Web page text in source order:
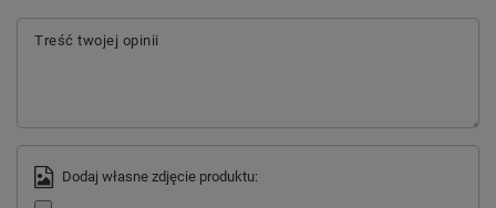
Treść twojej opinii
Dodaj własne zdjęcie produktu: